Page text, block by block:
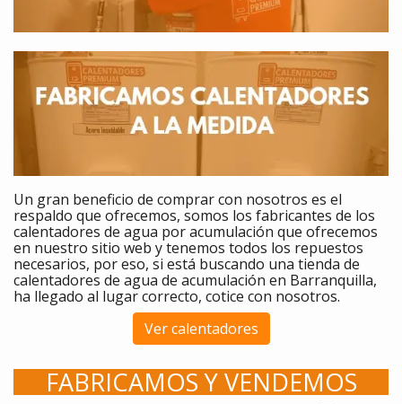
Un gran beneficio de comprarcon nosotros es el
respaldo que ofrecemos, somos los fabricantes de los
calentadores de agua por acumulación que ofrecemos
en nuestro sitio web y tenemos todos los repuestos
necesarios, por eso, si está buscando una tienda de
calentadores de agua de acumulación en Barranquilla,
ha llegado al lugar correcto, cotice con nosotros.
Ver calentadores
FABRICAMOS Y VENDEMOS